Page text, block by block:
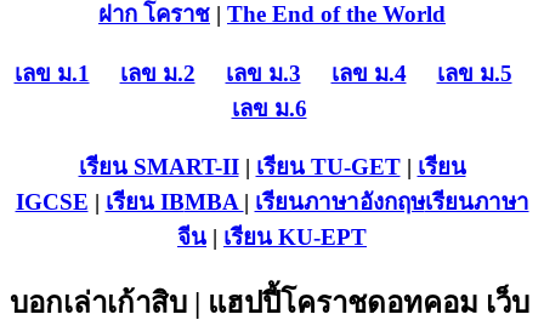
ฝาก โคราช | The End of the World
เลข ม.1 เลข ม.2 เลข ม.3 เลข ม.4
เลข ม.5
เลข ม.6
เรียน SMART-II| เรียน TU-GET| เรียน
IGCSE | เรียน IBMBA | เรียนภาษาอังกฤษเรียนภาษา
จีน | เรียน KU-EPT
บอกเล่าเก้าสิบ | แฮปปี้โคราชดอทคอม เว็บ